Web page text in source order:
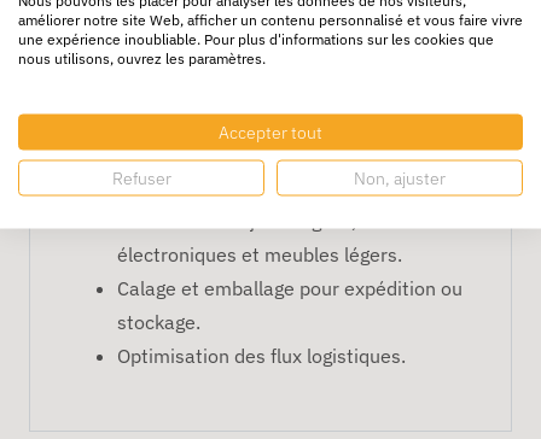
et efficace.
Facile à découper et manipuler.
entrepôts et e-commerce.
Applications recommandées
électroniques et meubles légers.
Calage et emballage pour expédition ou
stockage.
Optimisation des flux logistiques.
améliorer notre site Web, afficher un contenu personnalisé et vous faire vivre
une expérience inoubliable. Pour plus d'informations sur les cookies que
nous utilisons, ouvrez les paramètres.
Accepter tout
Refuser Non, ajuster